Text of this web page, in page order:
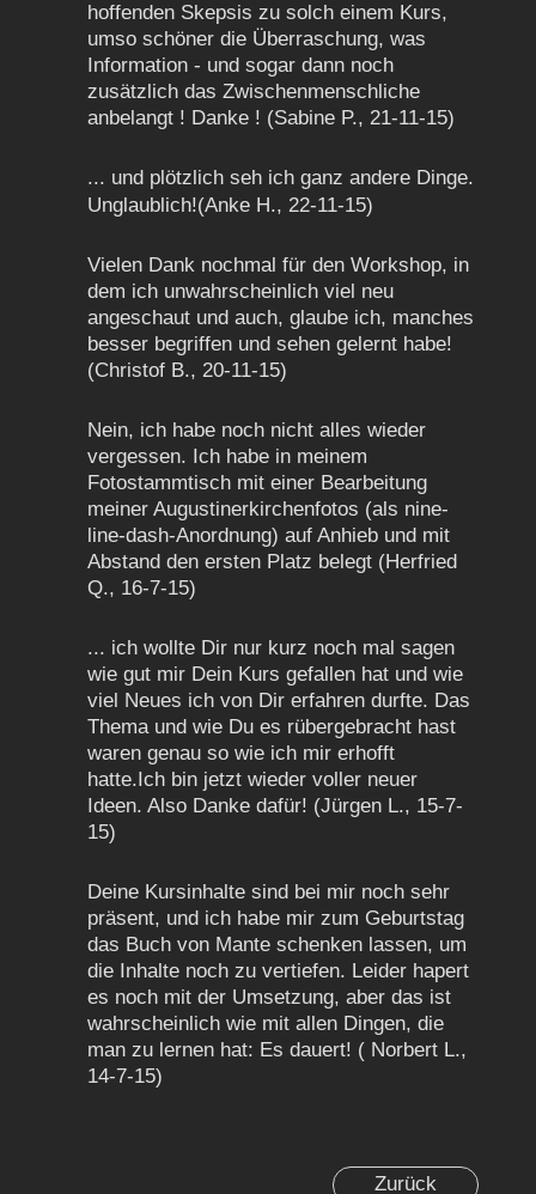
hoffenden Skepsis zu solch einem Kurs,
umso schöner die Überraschung, was
Information - und sogar dann noch
zusätzlich das Zwischenmenschliche
anbelangt ! Danke ! (Sabine P., 21-11-15)
... und plötzlich seh ich ganz andere Dinge.
Unglaublich!(Anke H., 22-11-15)
Vielen Dank nochmal für den Workshop, in
dem ich unwahrscheinlich viel neu
angeschaut und auch, glaube ich, manches
besser begriffen und sehen gelernt habe!
(Christof B., 20-11-15)
Nein, ich habe noch nicht alles wieder
vergessen. Ich habe in meinem
Fotostammtisch mit einer Bearbeitung
meiner Augustinerkirchenfotos (als nine-
line-dash-Anordnung) auf Anhieb und mit
Abstand den ersten Platz belegt (Herfried
Q., 16-7-15)
... ich wollte Dir nur kurz noch mal sagen
wie gut mir Dein Kurs gefallen hat und wie
viel Neues ich von Dir erfahren durfte. Das
Thema und wie Du es rübergebracht hast
waren genau so wie ich mir erhofft
hatte.Ich bin jetzt wieder voller neuer
Ideen. Also Danke dafür! (Jürgen L., 15-7-
15)
Deine Kursinhalte sind bei mir noch sehr
präsent, und ich habe mir zum Geburtstag
das Buch von Mante schenken lassen, um
die Inhalte noch zu vertiefen. Leider hapert
es noch mit der Umsetzung, aber das ist
wahrscheinlich wie mit allen Dingen, die
man zu lernen hat: Es dauert! ( Norbert L.,
14-7-15)
Zurück